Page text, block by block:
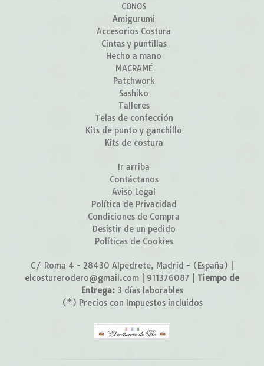
CONOS
Amigurumi
Accesorios Costura
Cintas y puntillas
Hecho a mano
MACRAMÉ
Patchwork
Sashiko
Talleres
Telas de confección
Kits de punto y ganchillo
Kits de costura
Ir arriba
Contáctanos
Aviso Legal
Política de Privacidad
Condiciones de Compra
Desistir de un pedido
Políticas de Cookies
C/ Roma 4 - 28430 Alpedrete, Madrid - (España) |
elcosturerodero@gmail.com | 911376087
Tiempo de
Entrega: 3 días laborables
(*) Precios con Impuestos incluidos